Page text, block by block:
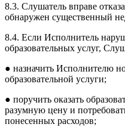
8.3. Слушатель вправе
обнаружен существенный
8.4. Если Исполнитель
образовательных услуг,
● назначить Исполнителю
образовательной услуги;
● поручить оказать
разумную цену и
понесенных расходов;